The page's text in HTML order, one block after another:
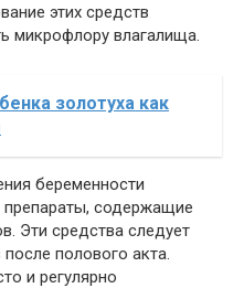
этих средств
микрофлору влагалища.
золотуха как
беременности
препараты, содержащие
Эти средства следует
полового акта.
и регулярно